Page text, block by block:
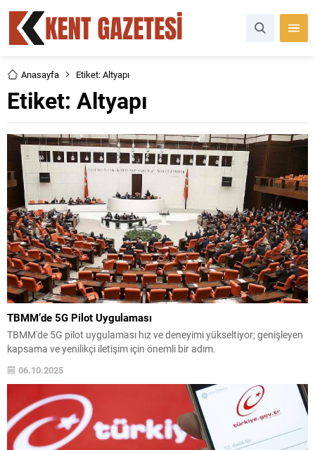
Anasayfa Etiket: Altyapı
Etiket: Altyapı
TBMM’de 5G Pilot Uygulaması
TBMM'de 5G pilot uygulaması hız ve deneyimi yükseltiyor; genişleyen
kapsama ve yenilikçi iletişim için önemli bir adım.
06.10.2025